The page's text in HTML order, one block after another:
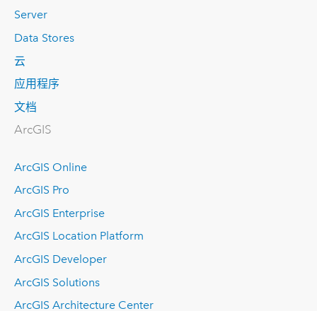
Server
Data Stores
云
应用程序
文档
ArcGIS
ArcGIS Online
ArcGIS Pro
ArcGIS Enterprise
ArcGIS Location Platform
ArcGIS Developer
ArcGIS Solutions
ArcGIS Architecture Center